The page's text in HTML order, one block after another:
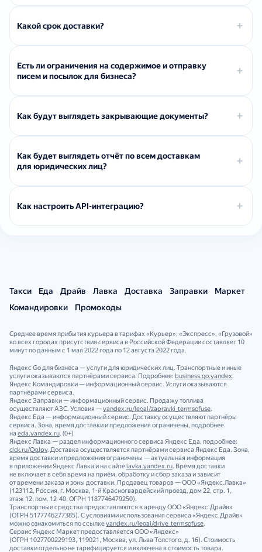
Какой срок доставки?
Есть ли ограничения на содержимое и отправку
писем и посылок для бизнеса?
Как будут выглядеть закрывающие документы?
Как будет выглядеть отчёт по всем доставкам
для юридических лиц?
Как настроить API-интеграцию?
Такси Еда Драйв Лавка Доставка Заправки
Маркет
Командировки
Промокоды
Среднее время прибытия курьера в тарифах «Курьер», «Экспресс», «Грузовой»
во всех городах присутствия сервиса в Российской Федерации составляет 10
минут по данным с 1 мая 2022 года по 12 августа 2022 года.
Яндекс Go для бизнеса — услуги для юридических лиц. Транспортные и иные
услуги оказываются партнёрами сервиса. Подробнее: business.go.yandex.
Яндекс Командировки — информационный сервис. Услуги оказываются
партнёрами сервиса.
Яндекс Заправки — информационный сервис. Продажу топлива
осуществляют АЗС. Условия —yandex.ru/legal/zapravki_termsofuse.
Яндекс Еда — информационный сервис. Доставку осуществляют партнёры
сервиса. Зона, время доставки и предложения ограничены, подробнее
на eda.yandex.ru. (0+)
Яндекс Лавка — раздел информационного сервиса Яндекс Еда, подробнее:
clck.ru/QgJpy. Доставка осуществляется партнёрами сервиса Яндекс Еда. Зона,
время доставки и предложения ограничены — актуальная информация
в приложении Яндекс Лавка и на сайтеlavka.yandex.ru. Время доставки
не включает в себя время на приём, обработку и сбор заказа и зависит
от времени заказа и зоны доставки. Продавец товаров — ООО «Яндекс.Лавка»
(123112, Россия, г. Москва, 1‑й Красногвардейский проезд, дом 22, стр. 1,
этаж 12, пом. 12‑40, ОГРН 1187746479250).
Транспортные средства предоставляются в аренду ООО «Яндекс.Драйв»
(ОГРН 5177746277385). С условиями использования сервиса «Яндекс.Драйв»
можно ознакомиться по ссылкеyandex.ru/legal/drive_termsofuse.
Сервис Яндекс Маркет предоставляется ООО «Яндекс»
(ОГРН 1027700229193, 119021, Москва, ул. Льва Толстого, д. 16). Стоимость
доставки отдельно не тарифицируется и включена в стоимость товара.